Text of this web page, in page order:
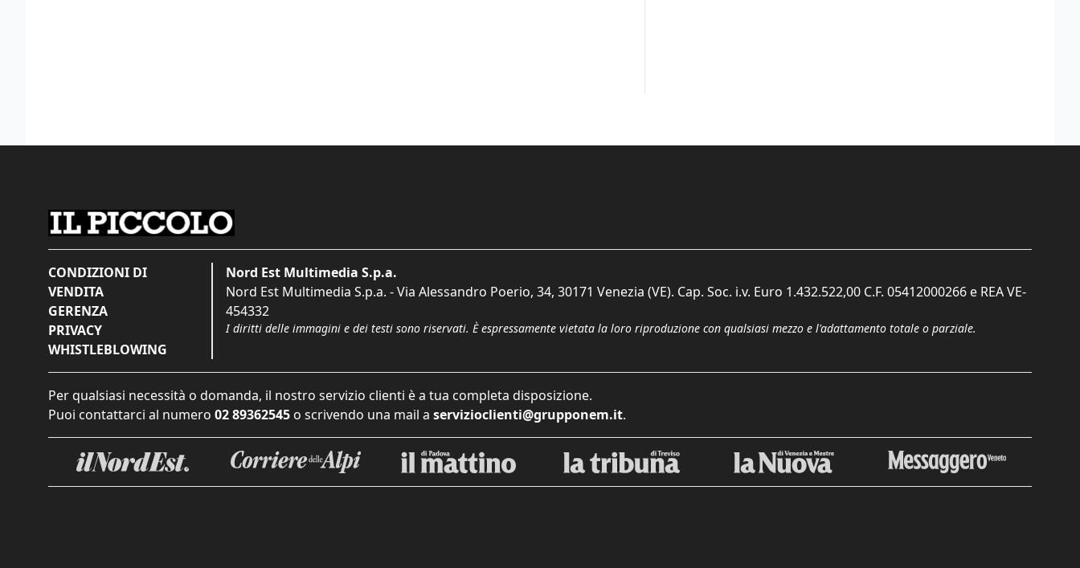
CONDIZIONI DI
VENDITA
GERENZA
PRIVACY
WHISTLEBLOWING
Nord Est Multimedia S.p.a.
Nord Est Multimedia S.p.a. - Via Alessandro Poerio, 34, 30171 Venezia (VE). Cap. Soc. i.v. Euro 1.432.522,00 C.F. 05412000266 e REA VE-
454332
I diritti delle immagini e dei testi sono riservati. È espressamente vietata la loro riproduzione con qualsiasi mezzo e l'adattamento totale o parziale.
Per qualsiasi necessità o domanda, il nostro servizio clienti è a tua completa disposizione.
Puoi contattarci al numero 02 89362545 o scrivendo una mail a servizioclienti@grupponem.it.